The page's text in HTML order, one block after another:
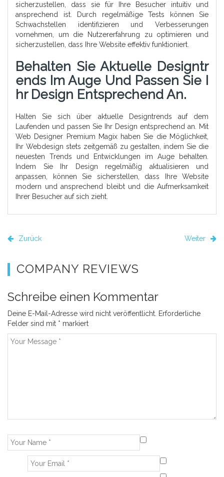
sicherzustellen, dass sie für Ihre Besucher intuitiv und
ansprechend ist. Durch regelmäßige Tests können Sie
Schwachstellen identifizieren und Verbesserungen
vornehmen, um die Nutzererfahrung zu optimieren und
sicherzustellen, dass Ihre Website effektiv funktioniert.
Behalten Sie Aktuelle Designtr
Ends Im Auge Und Passen Sie I
Hr Design Entsprechend An.
Halten Sie sich über aktuelle Designtrends auf dem
Laufenden und passen Sie Ihr Design entsprechend an. Mit
Web Designer Premium Magix haben Sie die Möglichkeit,
Ihr Webdesign stets zeitgemäß zu gestalten, indem Sie die
neuesten Trends und Entwicklungen im Auge behalten.
Indem Sie Ihr Design regelmäßig aktualisieren und
anpassen, können Sie sicherstellen, dass Ihre Website
modern und ansprechend bleibt und die Aufmerksamkeit
Ihrer Besucher auf sich zieht.
Zurück Weiter
COMPANY REVIEWS
Schreibe einen Kommentar
Deine E-Mail-Adresse wird nicht veröffentlicht. Erforderliche
Felder sind mit * markiert